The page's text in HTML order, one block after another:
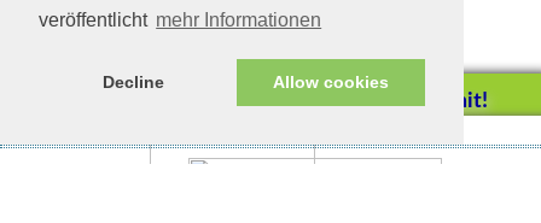
veröffentlicht mehr Informationen
Decline Allow cookies
Helfen Sie mit!
einen Einkauf bei